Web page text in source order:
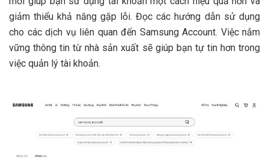
giảm thiểu khả năng gặp lỗi. Đọc các hướng dẫn sử dụng
cho các dịch vụ liên quan đến Samsung Account. Việc nắm
vững thông tin từ nhà sản xuất sẽ giúp bạn tự tin hơn trong
việc quản lý tài khoản.